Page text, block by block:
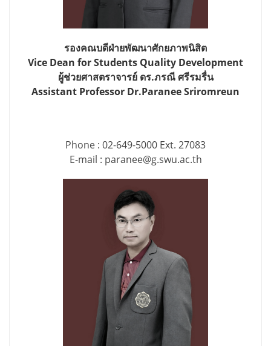
รองคณบดีฝ่ายพัฒนาศักยภาพนิสิต
Vice Dean for Students Quality Development
ผู้ช่วยศาสตราจารย์ ดร.ภรณี ศรีรมรื่น
Assistant Professor Dr.Paranee Sriromreun
Phone : 02-649-5000 Ext. 27083
E-mail : paranee@g.swu.ac.th